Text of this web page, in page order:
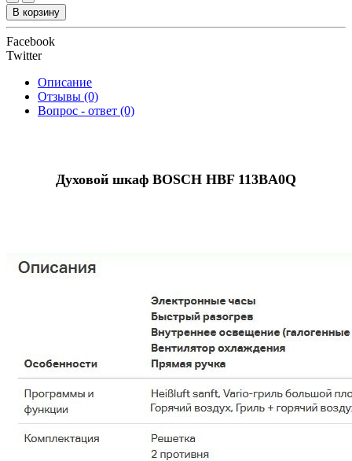
В корзину
Facebook
Twitter
Описание
Отзывы (0)
Вопрос - ответ (0)
Духовой шкаф BOSCH HBF 113BA0Q